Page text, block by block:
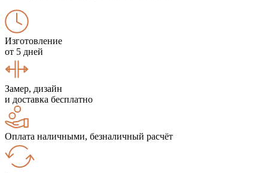
Изготовление
от 5 дней
Замер, дизайн
и доставка бесплатно
Оплата наличными, безналичный расчёт